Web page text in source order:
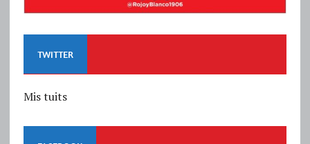
TWITTER
Mis tuits